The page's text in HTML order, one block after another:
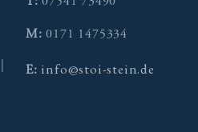
M: 0171 1475334
E: info@stoi-stein.de